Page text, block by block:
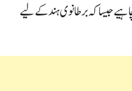
جیسا کہ برطانوی ہند کے لیے